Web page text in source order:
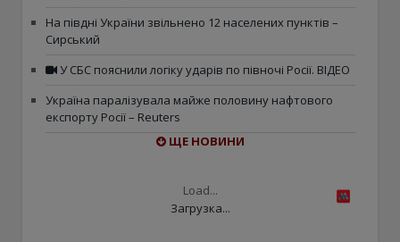
На півдні України звільнено 12 населених пунктів –
Сирський
У СБС пояснили логіку ударів по півночі Росії. ВІДЕО
Україна паралізувала майже половину нафтового
експорту Росії – Reuters
ЩЕ НОВИНИ
Load...
Загрузка...